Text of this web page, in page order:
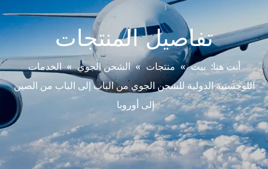
تفاصيل المنتجات
أنت هنا: بيت » منتجات » الشحن الجوي » الخدمات
اللوجستية الدولية للشحن الجوي من الباب إلى الباب من الصين
إلى أوروبا